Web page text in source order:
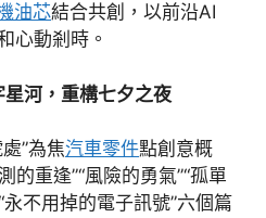
油芯結合共創，以前沿AI
心動剎時。
星河，重構七夕之夜
”為焦汽車零件點創意概
的重逢”“風險的勇氣”“孤單
永不用掉的電子訊號”六個篇